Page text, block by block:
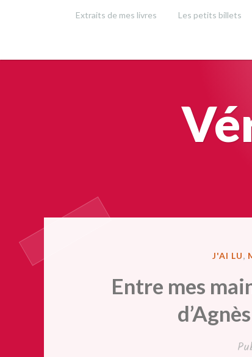
Extraits de mes livres Les petits billets
PUBLIÉ
J'AI LU,
Entre mes